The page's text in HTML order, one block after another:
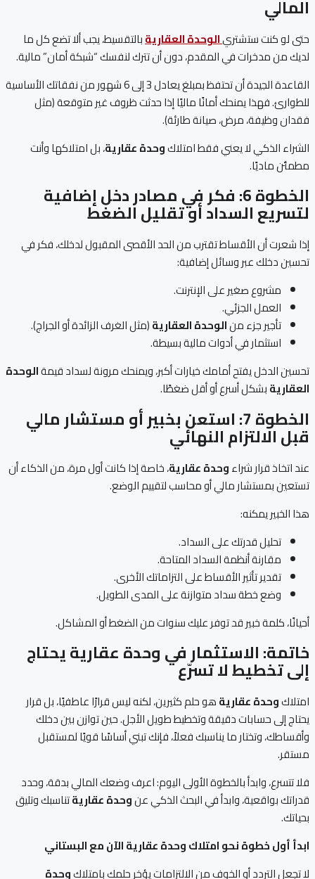
المالي
حتى لو كنت ستشتريالوحدة العقاريةبالتقسيط، يجب ألا تضع كل ما
لديك من مدخرات في المقدم، دون أن تترك لنفسك “شبكة أمان” مالية.
القاعدة الجيدة أن تحتفظ بمبلغ يعادل 3 إلى 6 شهور من نفقاتك الأساسية
للطوارئ. فهذا يمنحك أمانًا ماليًا إذا حدثت ظروف غير متوقعة (مثل
فقدان وظيفة، مرض، صيانة طارئة).
الشراء الذكي لا يعني فقط امتلاكوحدة عقارية، بل امتلاكها وأنت
مطمئن ماديًا.
الخطوة 6: فكر في مصادر دخل إضافية
لتسريع السداد أو تقليل الضغط
إذا شعرت أن الأقساط تقترب من الحد الأقصى المقبول لدخلك، فكر في
تحسين دخلك عبر وسائل إضافية:
مشروع صغير على الإنترنت.
العمل الجزئي.
تأجير جزء منالوحدة العقارية(مثل الغرف الزائدة أو الجراج).
استثمار في أدوات مالية بسيطة.
تحسين الدخل يفتح أمامك خيارات أكبر، ويمنحك مرونة لسداد قيمةالوحدة
العقاريةبشكل أسرع أو أقل ضغطًا.
الخطوة 7: استعن بخبير أو مستشار مالي
قبل الالتزام النهائي
عند اتخاذ قرار شراءوحدة عقارية، خاصة إذا كانت أول مرة، من الذكاء أن
تستعين بمستشار مالي أو محاسب لتقييم الوضع.
هذا الخبير يمكنه:
تحليل قدرتك على السداد.
مقارنة أنظمة السداد المتاحة.
تقدير تأثير الأقساط على التزاماتك الأخرى.
وضع خطة سداد متوازنة على المدى الطويل.
أحيانًا، كلمة خبير قد توفر عليك سنوات من الضغط أو المشاكل.
خاتمة: الاستثمار في وحدة عقارية يحتاج
إلى تخطيط لا تسرّع
امتلاكوحدة عقاريةهو حلم كثيرين، لكنه ليس قرارًا عاطفيًا، بل قرار
يحتاج إلى حسابات دقيقة وتخطيط طويل الأجل. حين توازن بين دخلك
وأقساطك، وتختار ما يناسبك فعلاً، فإنك تبني أساسًا قويًا لمستقبل
مستقر.
فلا تتسرع، وابدأ بالخطوة الأولى اليوم: اعرف وضعك المالي بدقة، وحدد
قدراتك بواقعية، وابدأ في البحث الذكي عنوحدة عقاريةتناسبك وتليق
بحياتك.
ابدأ أول خطوة نحو امتلاك وحدة عقارية الآن مع البستاني
لا تجعل التردد أو الخوف من الالتزامات يؤخر حلمك بامتلاكوحدة